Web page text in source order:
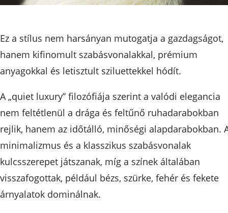
Ez a stílus nem harsányan mutogatja a gazdagságot,
hanem kifinomult szabásvonalakkal, prémium
anyagokkal és letisztult sziluettekkel hódít.
A „quiet luxury” filozófiája szerint a valódi elegancia
nem feltétlenül a drága és feltűnő ruhadarabokban
rejlik, hanem az időtálló, minőségi alapdarabokban.
minimalizmus és a klasszikus szabásvonalak
kulcsszerepet játszanak, míg a színek általában
visszafogottak, például bézs, szürke, fehér és fekete
árnyalatok dominálnak.